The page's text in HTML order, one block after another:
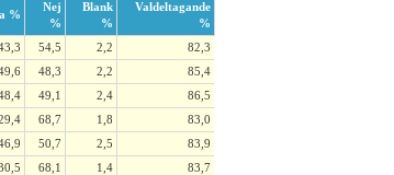
%
Nej
%
Blank
%
Valdeltagande
%
54,5 2,2
82,3
48,3 2,2
85,4
49,1 2,4
86,5
68,7 1,8
83,0
50,7 2,5
83,9
68,1 1,4
83,7